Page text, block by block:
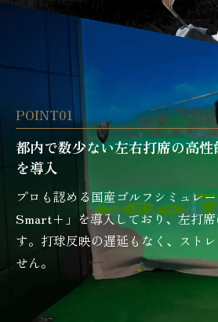
POINT01
都内で数少ない左右打席の高
を導入
プロも認める国産ゴルフシミュレ
Smart+」を導入しており、左打席
す。打球反映の遅延もなく、スト
せん。